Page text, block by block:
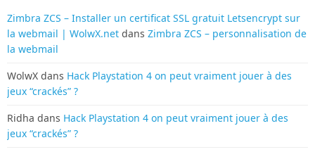
Zimbra ZCS – Installer un certificat SSL gratuit Letsencrypt sur
la webmail | WolwX.net dans Zimbra ZCS – personnalisation de
la webmail
WolwX dans Hack Playstation 4 on peut vraiment jouer à des
jeux “crackés” ?
Ridha dans Hack Playstation 4 on peut vraiment jouer à des
jeux “crackés” ?